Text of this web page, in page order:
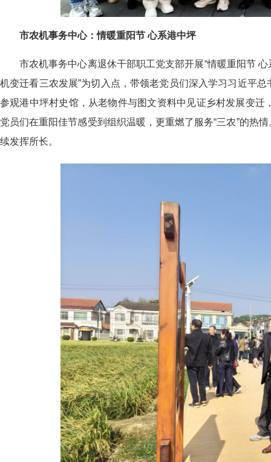
市农机事务中心：情暖重阳节 心系港中坪
市农机事务中心离退休干部职工党支部开展“情暖重阳节
机变迁看三农发展”为切入点，带领老党员们深入学习习近平
参观港中坪村史馆，从老物件与图文资料中见证乡村发展变迁
党员们在重阳佳节感受到组织温暖，更重燃了服务“三农”的热
续发挥所长。